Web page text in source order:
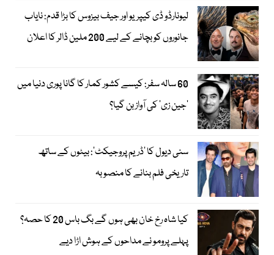
لیونارڈو ڈی کیپریو اور جیف بیزوس کا بڑا قدم: نایاب
جانوروں کو بچانے کے لیے 200 ملین ڈالر کا اعلان
60 سالہ سفر: کیسے کشور کمار کا گانا پوری دنیا میں
’جین زی‘ کی آواز بن گیا؟
سنی دیول کا ’ڈریم پروجیکٹ‘: بیٹوں کے ساتھ
تاریخی فلم بنانے کا منصوبہ
کیا شاہ رخ خان بھی ہوں گے بگ باس 20 کا حصہ؟
پہلے پرومو نے مداحوں کے ہوش اڑا دیے